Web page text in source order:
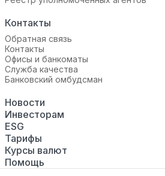
Контакты
Обратная связь
Контакты
Офисы и банкоматы
Служба качества
Банковский омбудсман
Новости
Инвесторам
ESG
Тарифы
Курсы валют
Помощь